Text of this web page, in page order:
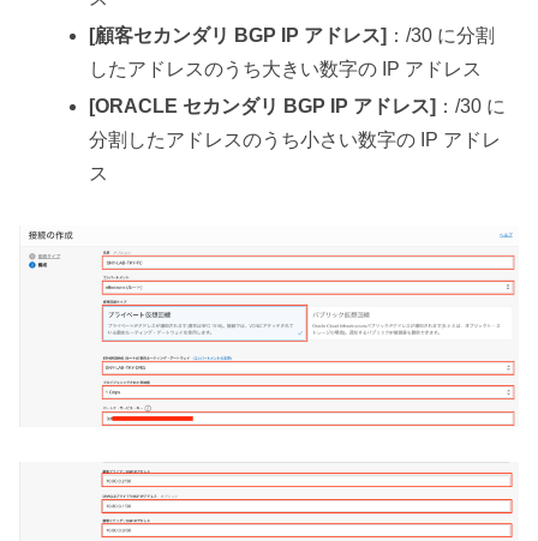
[顧客セカンダリ BGP IP アドレス] ：/30 に分割
したアドレスのうち大きい数字の IP アドレス
[ORACLE セカンダリ BGP IP アドレス] ：/30 に
分割したアドレスのうち小さい数字の IP アドレ
ス